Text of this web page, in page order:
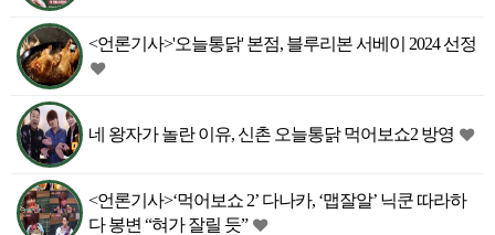
<언론기사>'오늘통닭' 본점, 블루리본 서베이 2024 선정
네 왕자가 놀란 이유, 신촌 오늘통닭 먹어보쇼2 방영
<언론기사>‘먹어보쇼 2’ 다나카, ‘맵잘알’ 닉쿤 따라하
다 봉변 “혀가 잘릴 듯”